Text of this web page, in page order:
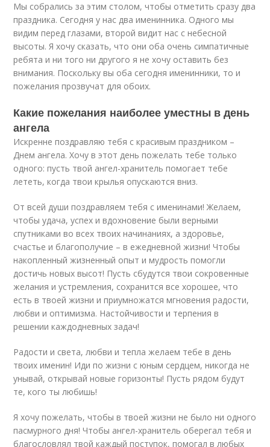
Мы собрались за этим столом, чтобы отметить сразу два
праздника. Сегодня у нас два именинника. Одного мы
видим перед глазами, второй видит нас с небесной
высоты. Я хочу сказать, что они оба очень симпатичные
ребята и ни того ни другого я не хочу оставить без
внимания. Поскольку вы оба сегодня именинники, то и
пожелания прозвучат для обоих.
Какие пожелания наиболее уместны в день
ангела
Искренне поздравляю тебя с красивым праздником –
Днем ангела. Хочу в этот день пожелать тебе только
одного: пусть твой ангел-хранитель помогает тебе
лететь, когда твои крылья опускаются вниз.
От всей души поздравляем тебя с именинами! Желаем,
чтобы удача, успех и вдохновение были верными
спутниками во всех твоих начинаниях, а здоровье,
счастье и благополучие – в ежедневной жизни! Чтобы
накопленный жизненный опыт и мудрость помогли
достичь новых высот! Пусть сбудутся твои сокровенные
желания и устремления, сохранится все хорошее, что
есть в твоей жизни и приумножатся мгновения радости,
любви и оптимизма. Настойчивости и терпения в
решении каждодневных задач!
Радости и света, любви и тепла желаем тебе в день
твоих именин! Иди по жизни с юным сердцем, никогда не
унывай, открывай новые горизонты! Пусть рядом будут
те, кого ты любишь!
Я хочу пожелать, чтобы в твоей жизни не было ни одного
пасмурного дня! Чтобы ангел-хранитель оберегал тебя и
благословлял твой каждый поступок, помогал в любых